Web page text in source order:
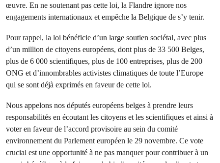
œuvre. En ne soutenant pas cette loi, la Flandre ignore nos
engagements internationaux et empêche la Belgique de s’y tenir.
Pour rappel, la loi bénéficie d’un large soutien sociétal, avec plus
d’un million de citoyens européens, dont plus de 33 500 Belges,
plus de 6 000 scientifiques, plus de 100 entreprises, plus de 200
ONG et d’innombrables activistes climatiques de toute l’Europe
qui se sont déjà exprimés en faveur de cette loi.
Nous appelons nos députés européens belges à prendre leurs
responsabilités en écoutant les citoyens et les scientifiques et ainsi à
voter en faveur de l’accord provisoire au sein du comité
environnement du Parlement européen le 29 novembre. Ce vote
crucial est une opportunité à ne pas manquer pour contribuer à un